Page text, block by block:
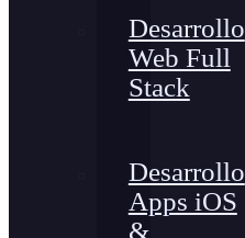
Desarrollo
Web Full
Stack
Desarrollo
Apps iOS
&